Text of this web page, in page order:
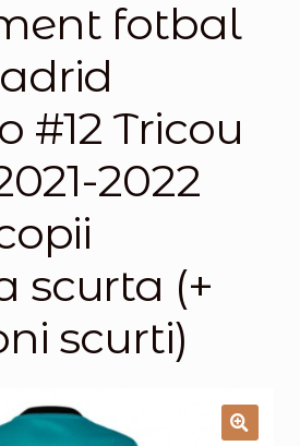
fotbal
#12 Tricou
2022
scurta (+
scurti)